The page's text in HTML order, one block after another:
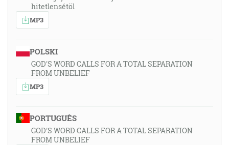
hitetlensétöl
MP3
POLSKI
GOD'S WORD CALLS FOR A TOTAL SEPARATION
FROM UNBELIEF
MP3
PORTUGUÊS
GOD'S WORD CALLS FOR A TOTAL SEPARATION
FROM UNBELIEF